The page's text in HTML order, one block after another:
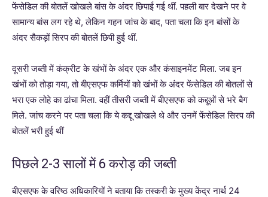
फेंसेडिल की बोतलें खोखले बांस के अंदर छिपाई गई थीं. पहली बार देखने पर वे
सामान्य बांस लग रहे थे, लेकिन गहन जांच के बाद, पता चला कि इन बांसों के
अंदर सैकड़ों सिरप की बोतलें छिपी हुई थीं.
दूसरी जब्ती में कंक्रीट के खंभों के अंदर एक और कंसाइनमेंट मिला. जब इन
खंभों को तोड़ा गया, तो बीएसएफ कर्मियों को खंभों के अंदर फेंसेडिल की बोतलों से
भरा एक लोहे का ढांचा मिला. वहीं तीसरी जब्ती में बीएसएफ को कद्दूओं से भरे बैग
मिले. जांच करने पर पता चला कि ये कद्दू खोखले थे और उनमें फेंसेडिल सिरप की
बोतलें भरी हुई थीं
पिछले 2-3 सालों में 6 करोड़ की जब्ती
बीएसएफ के वरिष्ठ अधिकारियों ने बताया कि तस्करी के मुख्य केंद्र नार्थ 24